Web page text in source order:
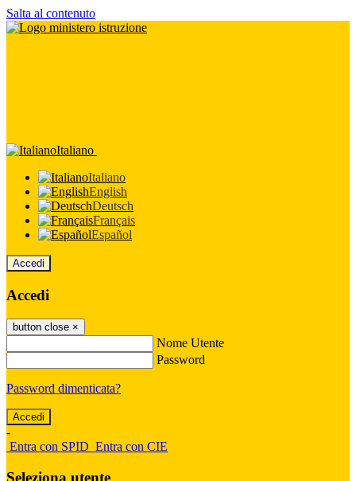
Salta al contenuto
Italiano
Italiano
English
Deutsch
Français
Español
Accedi
Accedi
button close ×
Nome Utente
Password
Password dimenticata?
-
Entra con SPID Entra con CIE
Seleziona utente